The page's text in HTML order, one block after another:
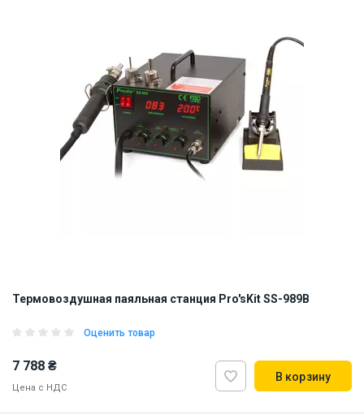
Термовоздушная паяльная станция Pro'sKit SS-989B
Оценить товар
7 788 ₴
Цена с НДС
В корзину